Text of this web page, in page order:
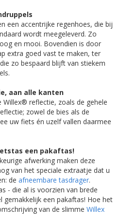
een accentrijke regenhoes, die bij
wordt meegeleverd. Zo
en mooi. Bovendien is door
extra goed vast te maken, ter
zo bespaard blijft van stiekem
aan alle kanten
reflectie, zoals de gehele
zowel de bies als de
uw fiets én uzelf vallen daarmee
een pakaftas!
afwerking maken deze
van het speciale extraatje dat u
de afneembare tasdrager.
- die al is voorzien van brede
gemakkelijk een pakaftas! Hoe het
van de slimme Willex